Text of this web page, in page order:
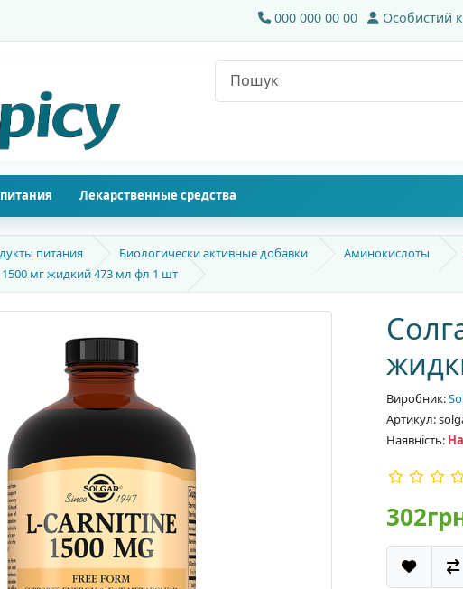
000 000 00 00 Особистий
Лекарственные средства
питания Биологически активные добавки Аминокислоты
мг жидкий 473 мл фл 1 шт
Виробник:
Артикул:
Наявність: